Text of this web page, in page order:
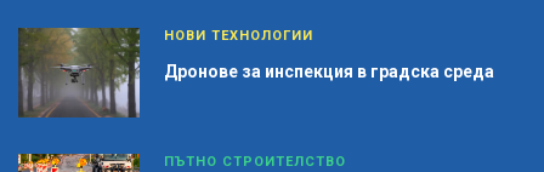
НОВИ ТЕХНОЛОГИИ
Дронове за инспекция в градска среда
ПЪТНО СТРОИТЕЛСТВО